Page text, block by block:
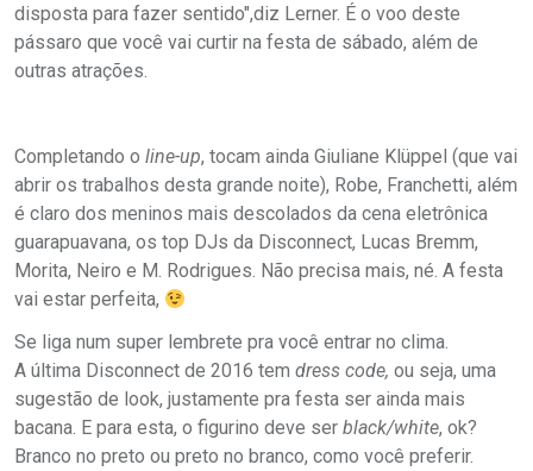
disposta para fazer sentido",diz Lerner. É o voo deste
pássaro que você vai curtir na festa de sábado, além de
outras atrações.
Completando o line-up, tocam ainda Giuliane Klüppel (que vai
abrir os trabalhos desta grande noite), Robe, Franchetti, além
é claro dos meninos mais descolados da cena eletrônica
guarapuavana, os top DJs da Disconnect, Lucas Bremm,
Morita, Neiro e M. Rodrigues. Não precisa mais, né. A festa
vai estar perfeita,
Se liga num super lembrete pra você entrar no clima.
A última Disconnect de 2016 tem dress code, ou seja, uma
sugestão de look, justamente pra festa ser ainda mais
bacana. E para esta, o figurino deve ser black/white, ok?
Branco no preto ou preto no branco, como você preferir.